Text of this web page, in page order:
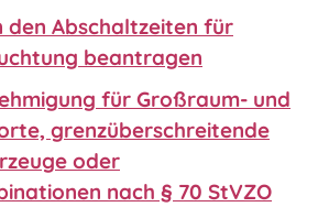
den Abschaltzeiten für
beantragen
für Großraum- und
grenzüberschreitende
oder
nach § 70 StVZO